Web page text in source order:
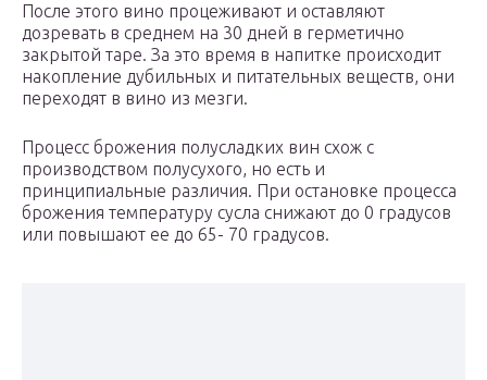
После этого вино процеживают и оставляют
дозревать в среднем на 30 дней в герметично
закрытой таре. За это время в напитке происходит
накопление дубильных и питательных веществ, они
переходят в вино из мезги.
Процесс брожения полусладких вин схож с
производством полусухого, но есть и
принципиальные различия. При остановке процесса
брожения температуру сусла снижают до 0 градусов
или повышают ее до 65- 70 градусов.